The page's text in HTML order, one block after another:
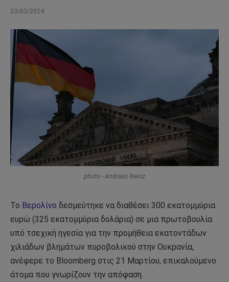
23/03/2024
photo - Andreas Rentz
Το Βερολίνο δεσμεύτηκε να διαθέσει 300 εκατομμύρια
ευρώ (325 εκατομμύρια δολάρια) σε μια πρωτοβουλία
υπό τσεχική ηγεσία για την προμήθεια εκατοντάδων
χιλιάδων βλημάτων πυροβολικού στην Ουκρανία,
ανέφερε το Bloomberg στις 21 Μαρτίου, επικαλούμενο
άτομα που γνωρίζουν την απόφαση.